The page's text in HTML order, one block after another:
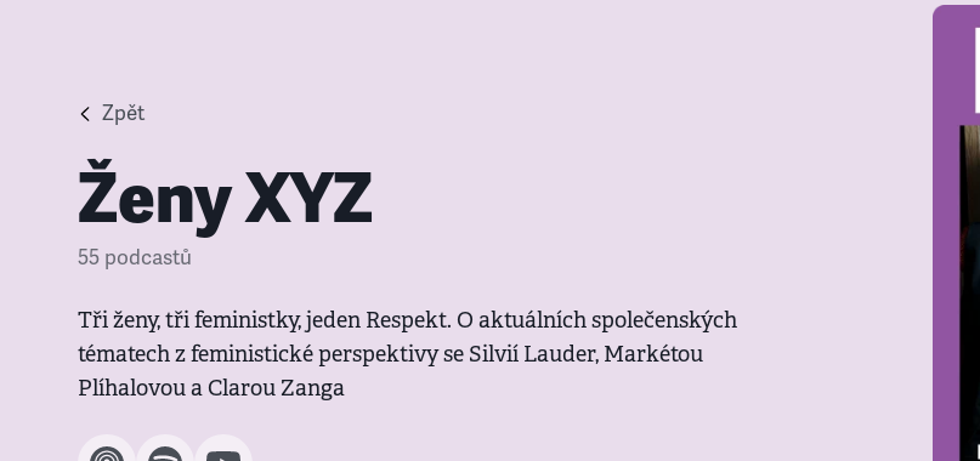
Zpět
Ženy XYZ
55 podcastů
Tři ženy, tři feministky, jeden Respekt. O aktuálních společenských
tématech z feministické perspektivy se Silvií Lauder, Markétou
Plíhalovou a Clarou Zanga